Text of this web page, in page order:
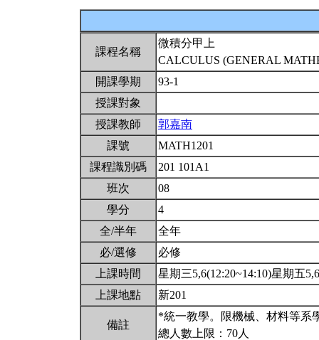
課程名稱
微積分甲上
CALCULUS (GENERAL
開課學期
93-1
授課對象
授課教師
郭嘉南
課號
MATH1201
課程識別碼
201 101A1
班次
08
學分
4
全/半年
全年
必/選修
必修
上課時間
星期三5,6(12:20~14:10)星期五
上課地點
新201
備註
*統一教學。限機械、材料等系
總人數上限：70人